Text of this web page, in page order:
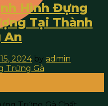
Hình Đựng
Tại Thành
An
2024 by admin